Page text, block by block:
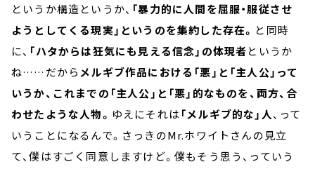
というか構造というか、 「暴力的に人間を屈服・服従させ
ようとしてくる現実」というのを集約した存在。 と同時
に、 「ハタからは狂気にも見える信念」の体現者というか
ね……だからメルギブ作品における「悪」と「主人公」って
いうか、これまでの「主人公」と「悪」的なものを、両方、合
わせたような人物。 ゆえにそれは 「メルギブ的な」人、って
いうことになるんで。さっきのMr.ホワイトさんの見立
て、僕はすごく同意しますけど。僕もそう思う、っていう